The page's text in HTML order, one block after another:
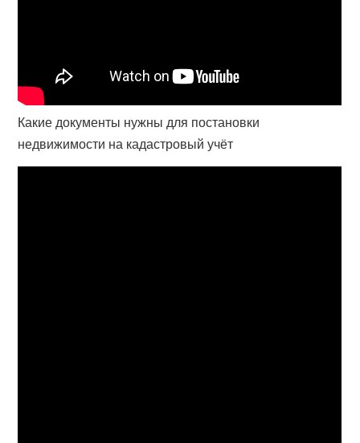
Какие документы нужны для постановки
недвижимости на кадастровый учёт